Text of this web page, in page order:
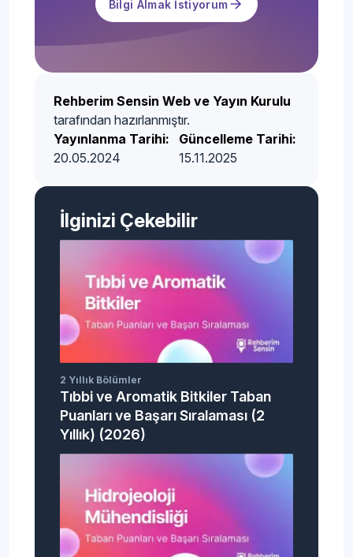
Bilgi Almak İstiyorum
Rehberim Sensin Web ve Yayın Kurulu
tarafından hazırlanmıştır.
Yayınlanma Tarihi:
20.05.2024
Güncelleme Tarihi:
15.11.2025
İlginizi Çekebilir
2 Yıllık Bölümler
Tıbbi ve Aromatik Bitkiler Taban
Puanları ve Başarı Sıralaması (2
Yıllık) (2026)